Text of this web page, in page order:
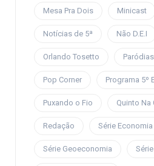
Mesa Pra Dois Minicast
Notícias de 5ª Não D.E.I
Orlando Tosetto Paródias
Pop Corner Programa 5º
Puxando o Fio Quinto Na
Redação Série
Série Geoeconomia